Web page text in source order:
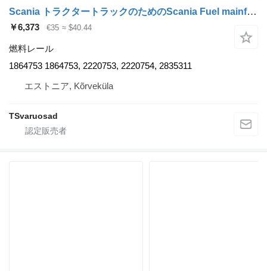
Scania トラクタートラックのためのScania Fuel mainfold 1864753 燃料レール
￥6,373 €35 ≈ $40.44
燃料レール
1864753 1864753, 2220753, 2220754, 2835311
エストニア, Kõrveküla
TSvaruosad